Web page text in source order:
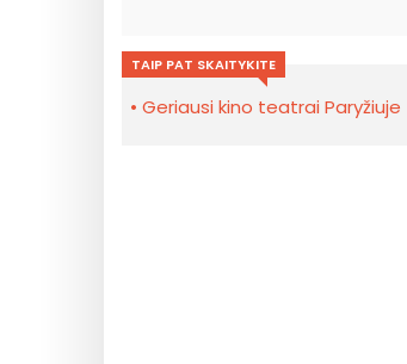
TAIP PAT SKAITYKITE
Geriausi kino teatrai Paryžiuje